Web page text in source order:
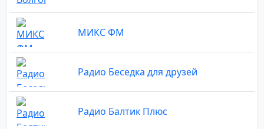
МИКС ФМ
Радио Беседка для друзей
Радио Балтик Плюс